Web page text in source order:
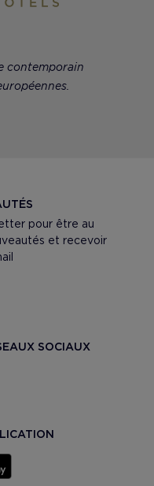
contemporain
pour être au
et recevoir
SOCIAUX